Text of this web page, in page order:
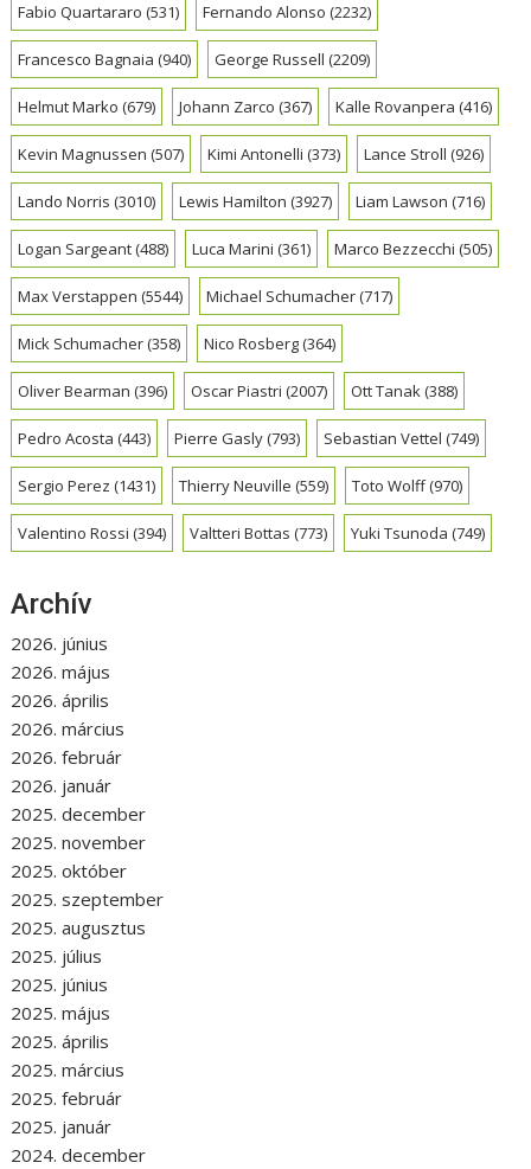
Fabio Quartararo (531) Fernando Alonso (2232)
Francesco Bagnaia (940) George Russell (2209)
Helmut Marko (679) Johann Zarco (367) Kalle Rovanpera (416)
Kevin Magnussen (507) Kimi Antonelli (373) Lance Stroll (926)
Lando Norris (3010) Lewis Hamilton (3927) Liam Lawson (716)
Logan Sargeant(488) Luca Marini (361) Marco Bezzecchi (505)
Max Verstappen (5544) Michael Schumacher(717)
Mick Schumacher(358) Nico Rosberg(364)
Oliver Bearman (396) Oscar Piastri (2007) Ott Tanak(388)
Pedro Acosta (443) Pierre Gasly(793) Sebastian Vettel (749)
Sergio Perez (1431) Thierry Neuville (559) Toto Wolff(970)
Valentino Rossi (394) Valtteri Bottas (773) Yuki Tsunoda (749)
Archív
2026. június
2026. május
2026. április
2026. március
2026. február
2026. január
2025. december
2025. november
2025. október
2025. szeptember
2025. augusztus
2025. július
2025. június
2025. május
2025. április
2025. március
2025. február
2025. január
2024. december